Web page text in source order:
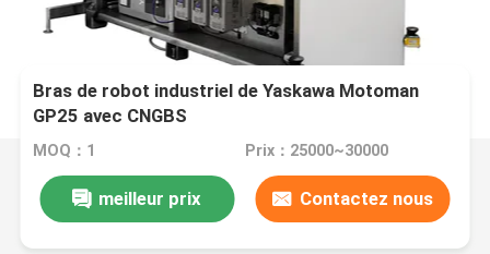
Bras de robot industriel de Yaskawa Motoman
GP25 avec CNGBS
MOQ：1 Prix：25000~30000
meilleur prix Contactez nous